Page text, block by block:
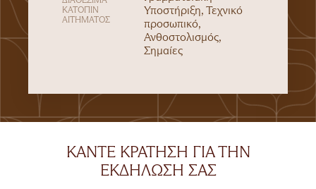
ΚΑΤΌΠΙΝ
ΑΙΤΉΜΑΤΟΣ
Υποστήριξη, Τεχνικό
προσωπικό,
Ανθοστολισμός,
Σημαίες
ΚΆΝΤΕ ΚΡΆΤΗΣΗ ΓΙΑ ΤΗΝ
ΕΚΔΉΛΩΣΉ ΣΑΣ